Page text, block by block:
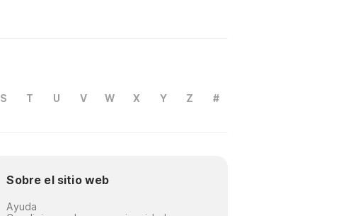
S T U V W X Y Z #
Sobre el sitio web
Ayuda